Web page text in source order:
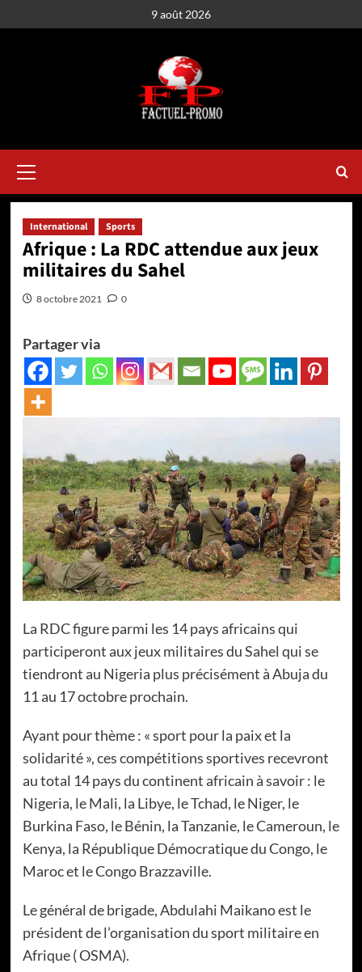
au
9 août 2026
principal
International Sports
Afrique : La RDC attendue aux jeux
militaires du Sahel
8 octobre 2021 0
Partager via
La RDC figure parmi les 14 pays africains qui
participeront aux jeux militaires du Sahel qui se
tiendront au Nigeria plus précisément à Abuja du
11 au 17 octobre prochain.
Ayant pour thème : « sport pour la paix et la
solidarité », ces compétitions sportives recevront
au total 14 pays du continent africain à savoir : le
Nigeria, le Mali, la Libye, le Tchad, le Niger, le
Burkina Faso, le Bénin, la Tanzanie, le Cameroun, le
Kenya, la République Démocratique du Congo, le
Maroc et le Congo Brazzaville.
Le général de brigade, Abdulahi Maikano est le
président de l’organisation du sport militaire en
Afrique ( OSMA).